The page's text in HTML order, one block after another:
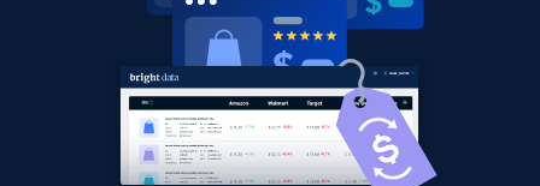
URL, Domain, Country code, Model number,
Sku, Product id, Product name, Manufacturer,
and more.
355+ Comece agora